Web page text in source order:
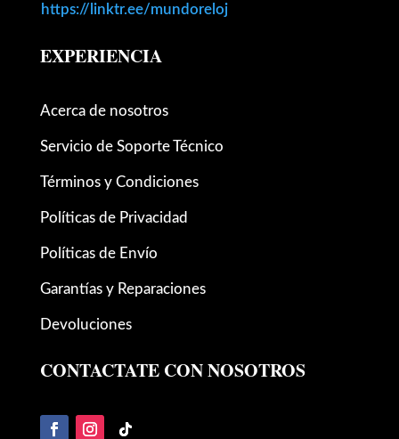
https://linktr.ee/mundoreloj
EXPERIENCIA
Acerca de nosotros
Servicio de Soporte Técnico
Términos y Condiciones
Políticas de Privacidad
Políticas de Envío
Garantías y Reparaciones
Devoluciones
CONTACTATE CON NOSOTROS